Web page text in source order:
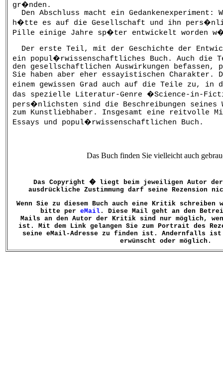
gr�nden.
Den Abschluss macht ein Gedankenexperiment:
h�tte es auf die Gesellschaft und ihn
Pille einige Jahre sp�ter entwickelt worden
Der erste Teil, mit der Geschichte der
ein popul�rwissenschaftliches Buch. Auch
den gesellschaftlichen Auswirkungen befassen,
Sie haben aber eher essayistischen
einem gewissen Grad auch auf die Teile zu, in
das spezielle Literatur-Genre �Science-in-
pers�nlichsten sind die Beschreibungen seines
zum Kunstliebhaber. Insgesamt eine reitvolle
Essays und popul�rwissenschaftlichen Buch.
Das Buch finden Sie vielleicht auch
Das Copyright � liegt beim jeweiligen Autor
ausdrückliche Zustimmung darf seine Rezension
Wenn Sie zu diesem Buch auch eine Kritik schreiben
bitte per eMail . Diese Mail geht an den
Mails an den Autor der Kritik sind nur möglich,
ist. Mit dem Link gelangen Sie zum Portrait des
seine eMail-Adresse zu finden ist. Andernfalls ist
erwünscht oder möglich.